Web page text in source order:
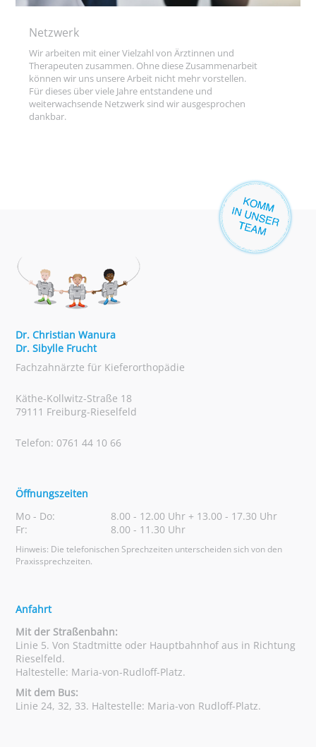
Netzwerk
Wir arbeiten mit einer Vielzahl von Ärztinnen und
Therapeuten zusammen. Ohne diese Zusammenarbeit
können wir uns unsere Arbeit nicht mehr vorstellen.
Für dieses über viele Jahre entstandene und
weiterwachsende Netzwerk sind wir ausgesprochen
dankbar.
Dr. Christian Wanura
Dr. Sibylle Frucht
Fachzahnärzte für Kieferorthopädie
Käthe-Kollwitz-Straße 18
79111 Freiburg-Rieselfeld
Telefon: 0761 44 10 66
Öffnungszeiten
Mo - Do:
8.00 - 12.00 Uhr + 13.00 - 17.30 Uhr
Fr:
8.00 - 11.30 Uhr
Hinweis: Die telefonischen Sprechzeiten unterscheiden sich von den
Praxissprechzeiten.
Anfahrt
Mit der Straßenbahn:
Linie 5. Von Stadtmitte oder Hauptbahnhof aus in Richtung
Rieselfeld.
Haltestelle: Maria-von-Rudloff-Platz.
Mit dem Bus:
Linie 24, 32, 33. Haltestelle: Maria-von Rudloff-Platz.